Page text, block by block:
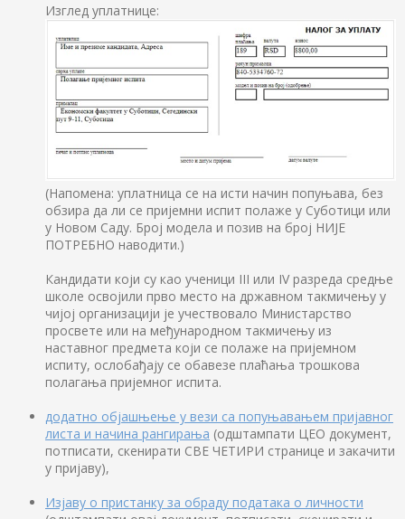
Изглед уплатнице:
(Напомена: уплатница се на исти начин попуњава, без
обзира да ли се пријемни испит полаже у Суботици или
у Новом Саду. Број модела и позив на број НИЈЕ
ПОТРЕБНО наводити.)
Кандидати који су као ученици III или IV разреда средње
школе освојили прво место на државном такмичењу у
чијој организацији је учествовало Министарство
просвете или на међународном такмичењу из
наставног предмета који се полаже на пријемном
испиту, ослобађају се обавезе плаћања трошкова
полагања пријемног испита.
додатно објашњење у вези са попуњавањем пријавног
листа и начина рангирања (одштампати ЦЕО документ,
потписати, скенирати СВЕ ЧЕТИРИ странице и закачити
у пријаву),
Изјаву о пристанку за обраду података о личности